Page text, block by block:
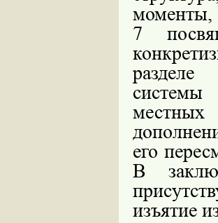
моменты,
7
разделе
системы
местных
его
В
изъятие